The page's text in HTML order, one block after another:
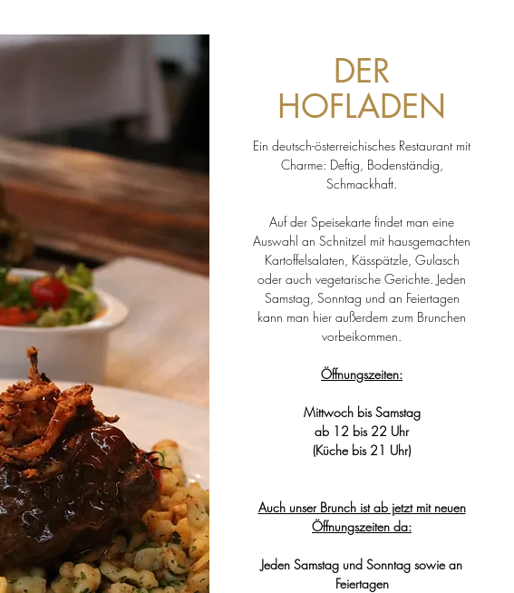
DER
HOFLADEN
Ein deutsch-österreichisches Restaurant mit
Charme: Deftig, Bodenständig,
Schmackhaft.
Auf der Speisekarte findet man eine
Auswahl an Schnitzel mit hausgemachten
Kartoffelsalaten, Kässpätzle, Gulasch
oder auch vegetarische Gerichte. Jeden
Samstag, Sonntag und an Feiertagen
kann man hier außerdem zum Brunchen
vorbeikommen.
Öffnungszeiten:
Mittwoch bis Samstag
ab 12 bis 22 Uhr
(Küche bis 21 Uhr)
Auch unser Brunch ist ab jetzt mit neuen
Öffnungszeiten da:
Jeden Samstag und Sonntag sowie an
Feiertagen